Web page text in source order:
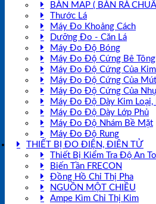
BÀN MAP ( BÀN RÀ
Thước Lá
Máy Đo Khoảng Cách
Dưỡng Đo - Căn Lá
Máy Đo Độ Bóng
Máy Đo Độ Cứng Bê Tông
Máy Đo Độ Cứng Của
Máy Đo Độ Cứng Của
Máy Đo Độ Cứng Của
Máy Đo Độ Dày Kim Loại,
Máy Đo Độ Dày Lớp Phủ
Máy Đo Độ Nhám Bề Mặt
Máy Đo Độ Rung
THIẾT BỊ ĐO ĐIỆN, ĐIỆN TỬ
Thiết Bị Kiểm Tra Độ An
Biến Tần FRECON
Đồng Hồ Chỉ Thị Pha
NGUỒN MỘT CHIỀU
Ampe Kìm Chỉ Thị Kim